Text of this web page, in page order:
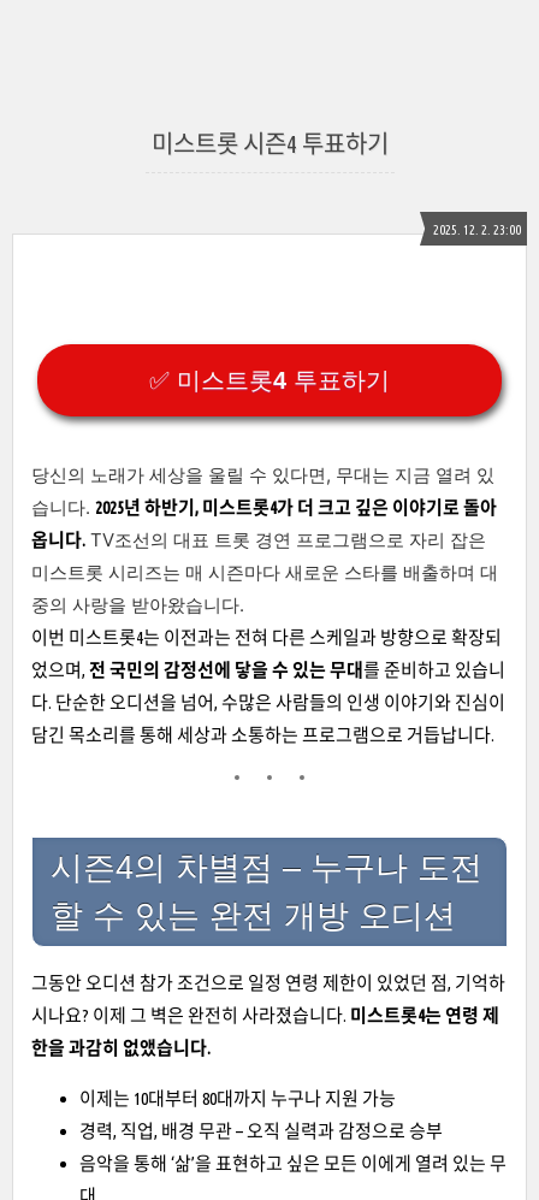
미스트롯 시즌4 투표하기
2025. 12. 2. 23:00
✅ 미스트롯4 투표하기
당신의 노래가 세상을 울릴 수 있다면, 무대는 지금 열려 있
습니다. 2025년 하반기, 미스트롯4가 더 크고 깊은 이야기로 돌아
옵니다. TV조선의 대표 트롯 경연 프로그램으로 자리 잡은
미스트롯 시리즈는 매 시즌마다 새로운 스타를 배출하며 대
중의 사랑을 받아왔습니다.
이번 미스트롯4는 이전과는 전혀 다른 스케일과 방향으로 확장되
었으며, 전 국민의 감정선에 닿을 수 있는 무대를 준비하고 있습니
다. 단순한 오디션을 넘어, 수많은 사람들의 인생 이야기와 진심이
담긴 목소리를 통해 세상과 소통하는 프로그램으로 거듭납니다.
시즌4의 차별점 – 누구나 도전
할 수 있는 완전 개방 오디션
그동안 오디션 참가 조건으로 일정 연령 제한이 있었던 점, 기억하
시나요? 이제 그 벽은 완전히 사라졌습니다. 미스트롯4는 연령 제
한을 과감히 없앴습니다.
이제는 10대부터 80대까지 누구나 지원 가능
경력, 직업, 배경 무관 – 오직 실력과 감정으로 승부
음악을 통해 ‘삶’을 표현하고 싶은 모든 이에게 열려 있는 무